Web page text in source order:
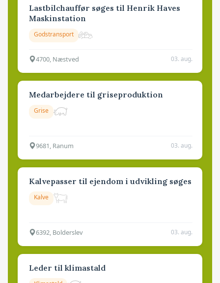
Lastbilchauffør søges til Henrik Haves
Maskinstation
Godstransport
4700, Næstved 03. aug.
Medarbejdere til griseproduktion
Grise
9681, Ranum 03. aug.
Kalvepasser til ejendom i udvikling søges
Kalve
6392, Bolderslev 03. aug.
Leder til klimastald